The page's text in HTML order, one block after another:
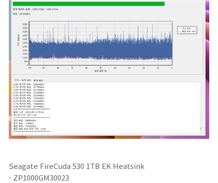
Seagate FireCuda 530 1TB EK Heatsink
- ZP1000GM30023